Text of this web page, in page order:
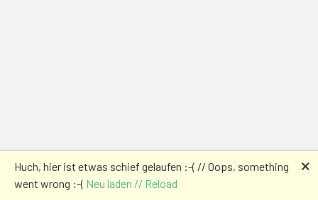
Huch, hier ist etwas schief gelaufen :-( // Oops, something
went wrong :-( Neu laden // Reload
🗙